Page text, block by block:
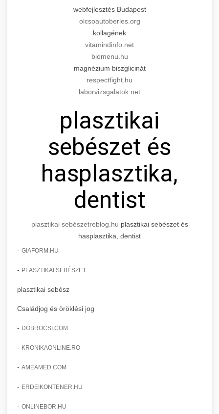
webfejlesztés Budapest
olcsoautoberles.org
kollagének
vitamindinfo.net
biomenu.hu
magnézium biszglicinát
respectfight.hu
laborvizsgalatok.net
plasztikai
sebészet és
hasplasztika,
dentist
plasztikai sebészetreblog.hu plasztikai sebészet és
hasplasztika, dentist
- GIAFORM.HU
- PLASZTIKAI SEBÉSZET
plasztikai sebész
Családjog és öröklési jog
- DOBROCSI.COM
- KRONIKAONLINE.RO
- AMEAMED.COM
- ERDEIKONTENER.HU
- ONLINEBOR.HU